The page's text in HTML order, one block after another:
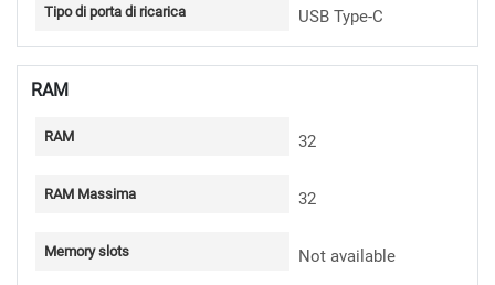
Tipo di porta di ricarica USB Type-C
RAM
RAM 32
RAM Massima 32
Memory slots Not available